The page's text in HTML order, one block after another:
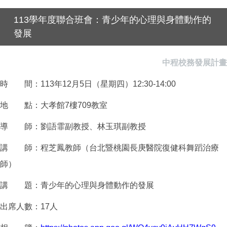
113學年度聯合班會：青少年的心理與身體動作的
發展
中程校務發展計畫
時 間：113年12月5日（星期四）12:30-14:00
地 點：大孝館7樓709教室
導 師：劉語霏副教授、林玉琪副教授
講 師：程芝鳳教師（台北暨桃園長庚醫院復健科舞蹈治療
師）
講 題：青少年的心理與身體動作的發展
出席人數：17人